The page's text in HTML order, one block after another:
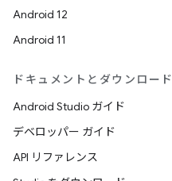
Android 12
Android 11
ドキュメントとダウンロード
Android Studio ガイド
デベロッパー ガイド
API リファレンス